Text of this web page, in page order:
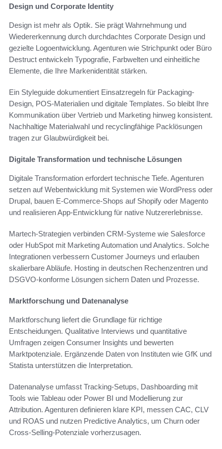
Design und Corporate Identity
Design ist mehr als Optik. Sie prägt Wahrnehmung und
Wiedererkennung durch durchdachtes Corporate Design und
gezielte Logoentwicklung. Agenturen wie Strichpunkt oder Büro
Destruct entwickeln Typografie, Farbwelten und einheitliche
Elemente, die Ihre Markenidentität stärken.
Ein Styleguide dokumentiert Einsatzregeln für Packaging-
Design, POS-Materialien und digitale Templates. So bleibt Ihre
Kommunikation über Vertrieb und Marketing hinweg konsistent.
Nachhaltige Materialwahl und recyclingfähige Packlösungen
tragen zur Glaubwürdigkeit bei.
Digitale Transformation und technische Lösungen
Digitale Transformation erfordert technische Tiefe. Agenturen
setzen auf Webentwicklung mit Systemen wie WordPress oder
Drupal, bauen E‑Commerce-Shops auf Shopify oder Magento
und realisieren App-Entwicklung für native Nutzererlebnisse.
Martech-Strategien verbinden CRM-Systeme wie Salesforce
oder HubSpot mit Marketing Automation und Analytics. Solche
Integrationen verbessern Customer Journeys und erlauben
skalierbare Abläufe. Hosting in deutschen Rechenzentren und
DSGVO-konforme Lösungen sichern Daten und Prozesse.
Marktforschung und Datenanalyse
Marktforschung liefert die Grundlage für richtige
Entscheidungen. Qualitative Interviews und quantitative
Umfragen zeigen Consumer Insights und bewerten
Marktpotenziale. Ergänzende Daten von Instituten wie GfK und
Statista unterstützen die Interpretation.
Datenanalyse umfasst Tracking-Setups, Dashboarding mit
Tools wie Tableau oder Power BI und Modellierung zur
Attribution. Agenturen definieren klare KPI, messen CAC, CLV
und ROAS und nutzen Predictive Analytics, um Churn oder
Cross-Selling-Potenziale vorherzusagen.